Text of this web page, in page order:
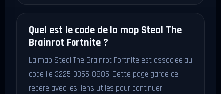
Quel est le code de la map Steal The
Brainrot Fortnite ?
La map Steal The Brainrot Fortnite est associee au
code ile 3225-0366-8885. Cette page garde ce
repere avec les liens utiles pour continuer.